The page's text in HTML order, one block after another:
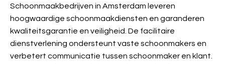
Schoonmaakbedrijven in Amsterdam leveren
hoogwaardige schoonmaakdiensten en garanderen
kwaliteitsgarantie en veiligheid. De facilitaire
dienstverlening ondersteunt vaste schoonmakers en
verbetert communicatie tussen schoonmaker en klant.